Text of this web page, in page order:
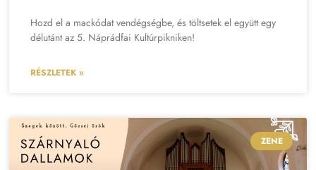
Hozd el a mackódat vendégségbe, és töltsetek el együtt egy
délutánt az 5. Náprádfai Kultúrpikniken!
RÉSZLETEK »
ZENE